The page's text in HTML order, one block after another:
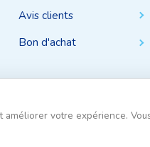
Avis clients
Bon d'achat
votre expérience.